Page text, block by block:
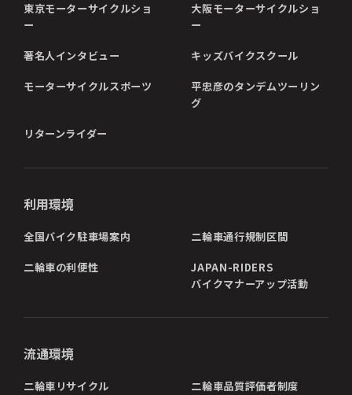
東京モーターサイクルショ
ー
大阪モーターサイクルショ
ー
著名人インタビュー キッズバイクスクール
モーターサイクルスポーツ
平忠彦のタンデムツーリン
グ
リターンライダー
利用環境
全国バイク駐車場案内 二輪車通行規制区間
二輪車の利便性
JAPAN-RIDERS
バイクマナーアップ活動
流通環境
二輪車リサイクル 二輪車品質評価者制度